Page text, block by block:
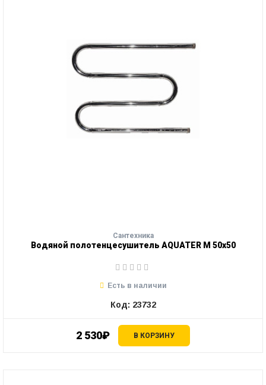
Сантехника
Водяной полотенцесушитель AQUATER М 50х50
2 530₽ В КОРЗИНУ
Есть в наличии
Код: 23732